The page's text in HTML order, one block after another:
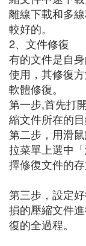
離線下載和多
較好的。
2、文件修復
有的文件是自
使用，其修復
軟體修復。
第一步,首先打
縮文件所在的
第二步，用滑
拉菜單上選中
擇修復文件的存
第三步，設定
損的壓縮文件
復的全過程。